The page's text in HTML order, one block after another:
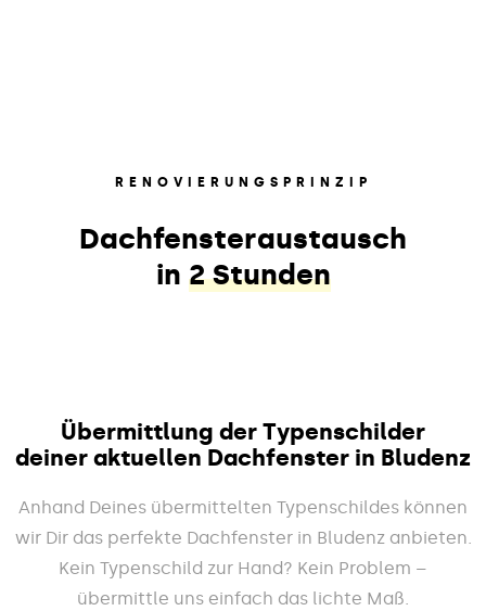
RENOVIERUNGSPRINZIP
Dachfensteraustausch
in 2 Stunden
Übermittlung der Typenschilder
deiner aktuellen Dachfenster in Bludenz
Anhand Deines übermittelten Typenschildes können
wir Dir das perfekte Dachfenster in Bludenz anbieten.
Kein Typenschild zur Hand? Kein Problem –
übermittle uns einfach das lichte Maß.